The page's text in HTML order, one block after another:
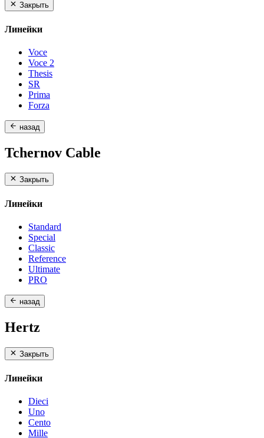
Закрыть
Линейки
Voce
Voce 2
Thesis
SR
Prima
Forza
назад
Tchernov Cable
Закрыть
Линейки
Standard
Special
Classic
Reference
Ultimate
PRO
назад
Hertz
Закрыть
Линейки
Dieci
Uno
Cento
Mille